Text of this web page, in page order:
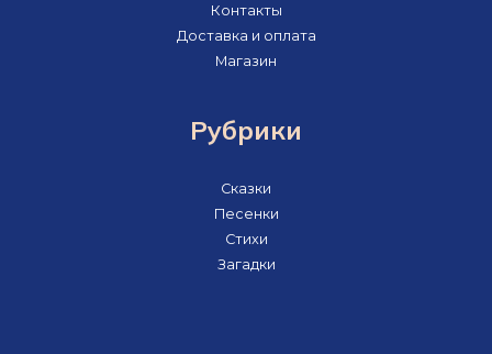
Контакты
Доставка и оплата
Магазин
Рубрики
Сказки
Песенки
Стихи
Загадки